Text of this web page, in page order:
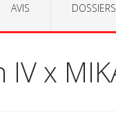
AVIS DOSSIERS
IV x